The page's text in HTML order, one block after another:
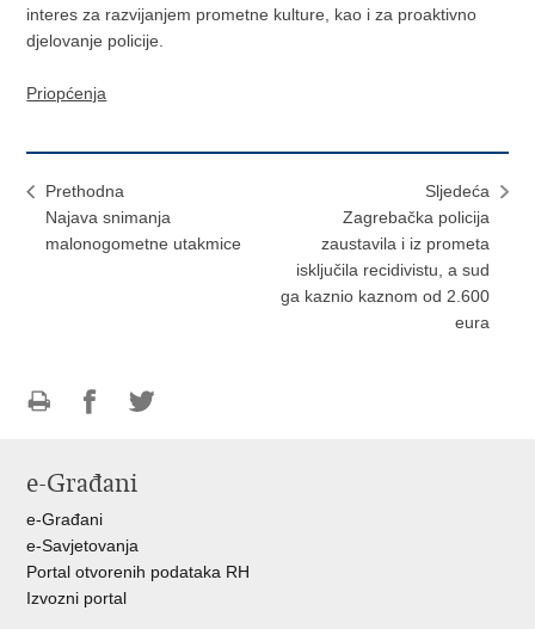
interes za razvijanjem prometne kulture, kao i za proaktivno
djelovanje policije.
Priopćenja
Prethodna
Najava snimanja
malonogometne utakmice
Sljedeća
Zagrebačka policija
zaustavila i iz prometa
isključila recidivistu, a sud
ga kaznio kaznom od 2.600
eura
FacebookuTwitteru
e-Građani
e-Građani
e-Savjetovanja
Portal otvorenih podataka RH
Izvozni portal